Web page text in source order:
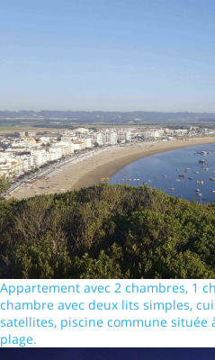
Appartement avec 2 chambres, 1
chambre avec deux lits simples,
satellites, piscine commune située
plage.